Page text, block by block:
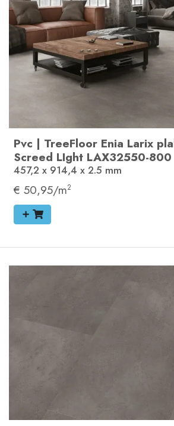
Pvc | TreeFloor Enia Larix
Screed LIght LAX32550-800
457,2 x 914,4 x 2.5 mm
€ 50,95/m2